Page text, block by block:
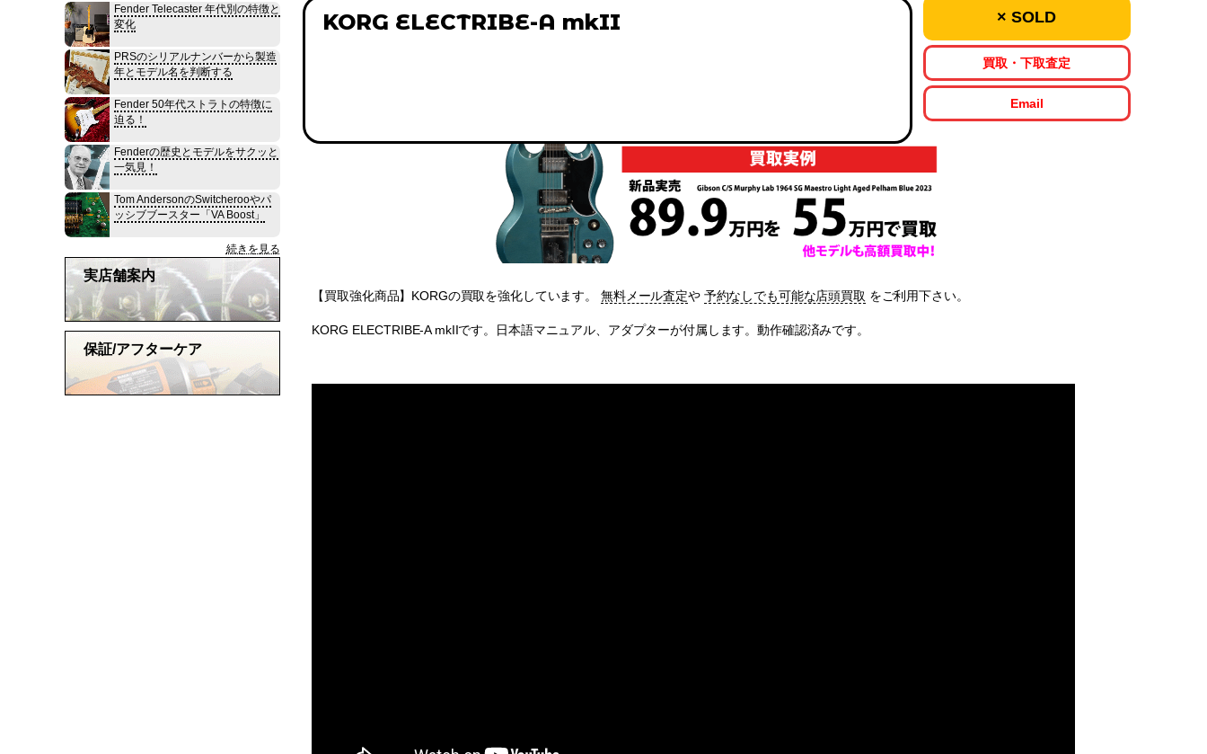
KORG ELECTRIBE-A mkII × SOLD
買取・下取査定
Email
【買取強化商品】KORGの買取を強化しています。 無料メール査定や 予約なしでも可能な店頭買取 をご利用下さい。
KORG ELECTRIBE-A mkIIです。日本語マニュアル、アダプターが付属します。動作確認済みです。
Fender Telecaster 年代別の特徴と
変化
PRSのシリアルナンバーから製造
年とモデル名を判断する
Fender 50年代ストラトの特徴に
迫る！
Fenderの歴史とモデルをサクッと
一気見！
Tom AndersonのSwitcherooやパ
ッシブブースター「VA Boost」
続きを見る
実店舗案内
保証/アフターケア